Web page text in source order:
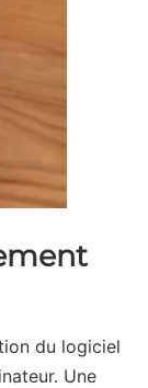
du logiciel
Une